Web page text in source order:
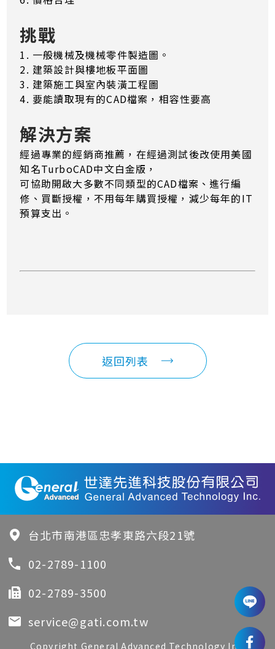
挑戰
1. 一般機械及機械零件製造圖。
2. 建築設計與樓地板平面圖
3. 建築施工與室內裝潢工程圖
4. 要能讀取現有的CAD檔案，相容性要高
解決方案
經過專業的經銷商推薦，在經過測試後改使用美國
知名TurboCAD中文白金版，
可協助開啟大多數不同類型的CAD檔案、進行編
修、買斷授權，不用每年購買授權，減少每年的IT
預算支出。
返回列表
台北市南港區忠孝東路六段21號
02-2789-1100
02-2789-3500
service@gati.com.tw
Copyright General Advanced Technology Inc.